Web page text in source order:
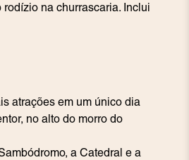
na churrascaria. Inclui
atrações em um único dia
no alto do morro do
a Catedral e a